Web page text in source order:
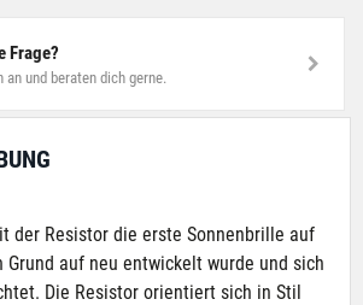
Frage?
an und beraten dich gerne.
der Resistor die erste Sonnenbrille auf
Grund auf neu entwickelt wurde und sich
Die Resistor orientiert sich in Stil